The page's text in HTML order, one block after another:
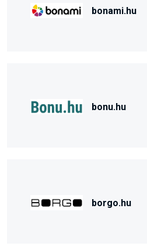
bonami.hu
bonu.hu
borgo.hu